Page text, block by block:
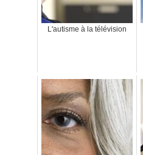
L'autisme à la télévision